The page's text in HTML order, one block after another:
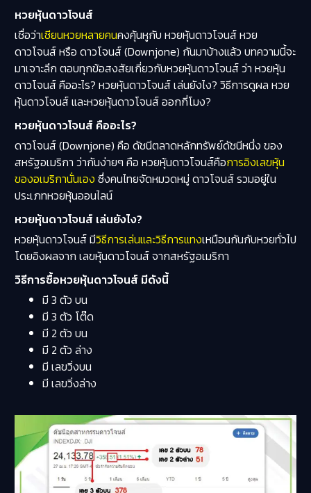
หวยหุ้นดาวโจนส์
เชื่อว่าเซียนหวยหลายคนคงคุ้นหูกับ หวยหุ้นดาวโจนส์ หวย
ดาวโจนส์ หรือ ดาวโจนส์ (Downjone) กันมาบ้างแล้ว บทความนี้จะ
มาเจาะลึก ตอบทุกข้อสงสัยเกี่ยวกับหวยหุ้นดาวโจนส์ ว่า หวยหุ้น
ดาวโจนส์ คืออะไร? หวยหุ้นดาวโจนส์ เล่นยังไง? วิธีการดูผล หวย
หุ้นดาวโจนส์ และหวยหุ้นดาวโจนส์ ออกกี่โมง?
หวยหุ้นดาวโจนส์ คืออะไร?
ดาวโจนส์ (Downjone) คือ ดัชนีตลาดหลักทรัพย์ดัชนีหนึ่ง ของ
สหรัฐอเมริกา ว่ากันง่ายๆ คือ หวยหุ้นดาวโจนส์คือการอิงเลขหุ้น
ของอเมริกานั่นเอง ซึ่งคนไทยจัดหมวดหมู่ ดาวโจนส์ รวมอยู่ใน
ประเภทหวยหุ้นออนไลน์
หวยหุ้นดาวโจนส์ เล่นยังไง?
หวยหุ้นดาวโจนส์ มีวิธีการเล่นและวิธีการแทงเหมือนกันกับหวยทั่วไป
โดยอิงผลจาก เลขหุ้นดาวโจนส์ จากสหรัฐอเมริกา
วิธีการซื้อหวยหุ้นดาวโจนส์ มีดังนี้
มี 3 ตัว บน
มี 3 ตัว โต๊ด
มี 2 ตัว บน
มี 2 ตัว ล่าง
มี เลขวิ่งบน
มี เลขวิ่งล่าง